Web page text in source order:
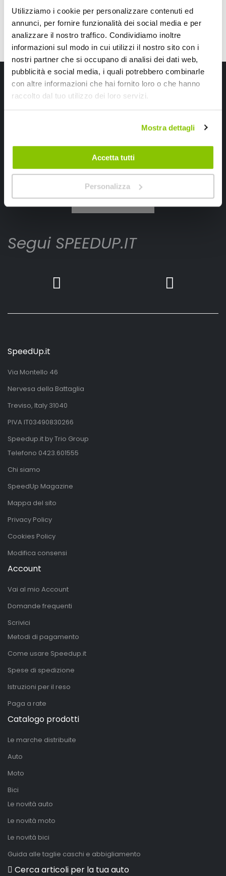
Utilizziamo i cookie per personalizzare contenuti ed
annunci, per fornire funzionalità dei social media e per
analizzare il nostro traffico. Condividiamo inoltre
informazioni sul modo in cui utilizzi il nostro sito con i
nostri partner che si occupano di analisi dei dati web,
pubblicità e social media, i quali potrebbero combinarle
con altre informazioni che hai fornito loro o che hanno
raccolto dal tuo utilizzo dei loro servizi.
Mostra dettagli
Accetta tutti
Personalizza
Iscriviti alla newsletter Speedup
Ricevi subito uno sconto del 10% per il tuo primo acquisto online!
Iscrivimi
Segui SPEEDUP.IT
SpeedUp.it
Via Montello 46
Nervesa della Battaglia
Treviso, Italy 31040
PIVA IT03490830266
Speedup.it by Trio Group
Telefono 0423.601555
Chi siamo
SpeedUp Magazine
Mappa del sito
Privacy Policy
Cookies Policy
Modifica consensi
Account
Vai al mio Account
Domande frequenti
Scrivici
Metodi di pagamento
Come usare Speedup.it
Spese di spedizione
Istruzioni per il reso
Paga a rate
Catalogo prodotti
Le marche distribuite
Auto
Moto
Bici
Le novità auto
Le novità moto
Le novità bici
Guida alle taglie caschi e abbigliamento
Cerca articoli per la tua auto